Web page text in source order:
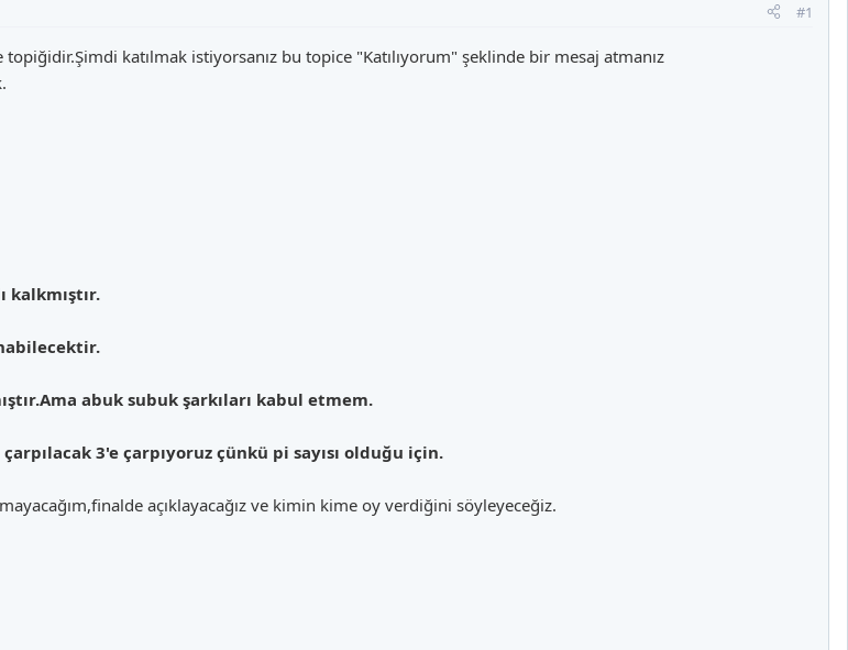
#1
katılmak istiyorsanız bu topice "Katılıyorum" şeklinde bir mesaj atmanız
kalkmıştır.
abuk subuk şarkıları kabul etmem.
3'e çarpıyoruz çünkü pi sayısı olduğu için.
açıklayacağız ve kimin kime oy verdiğini söyleyeceğiz.